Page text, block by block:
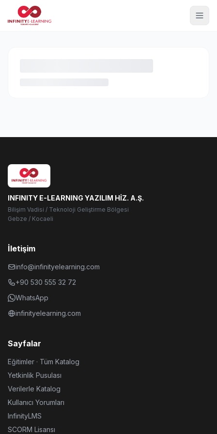
INFINITY E-LEARNING YAZILIM HİZ. A.Ş.
Bilişim Vadisi / Teknoloji Geliştirme Bölgesi
Gebze / Kocaeli
İletişim
info@infinityelearning.com
+90 530 555 32 72
WhatsApp
infinityelearning.com
Sayfalar
Eğitimler · Tüm Katalog
Yetkinlik Pusulası
Verilerle Katalog
Kullanıcı Yorumları
InfinityLMS
SCORM Lisansı